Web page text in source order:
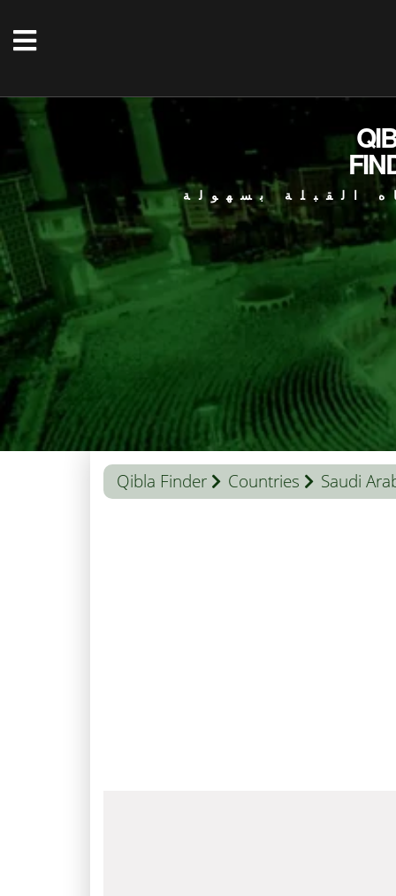
القبلة بسهولة
Qibla Finder Countries Saudi